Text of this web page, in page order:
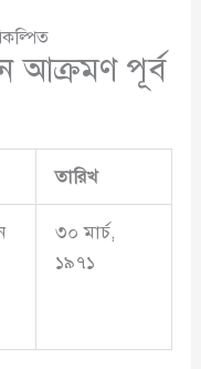
আক্রমণ পূর্ব
তারিখ
৩০ মার্চ,
১৯৭১